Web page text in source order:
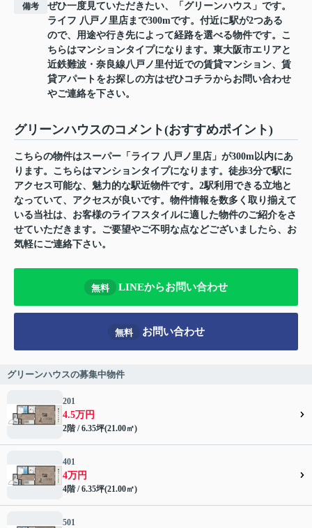
備考
ぜひ一度見ていただきたい、「グリーンハウス」です。
ライフ 八戸ノ里店まで300mです。付近に駅が2つある
ので、用途や行き先によって経路を選べる物件です。こ
ちらはマンションタイプになります。東大阪市エリアと
近鉄難波・奈良線八戸ノ里付近での賃貸マンション、賃
貸アパートをお探しの方はぜひコチラからお問い合わせ
やご連絡を下さい。
グリーンハウスのコメント(おすすめポイント)
こちらの物件はスーパー「ライフ 八戸ノ里店」が300m以内にあ
ります。こちらはマンションタイプになります。徒歩3分で駅に
アクセス可能な、魅力的な駅近物件です。2駅利用できる立地と
なっていて、アクセスが良いです。物件情報を数多く取り揃えて
いる当社は、お客様のライフスタイルに適した物件のご紹介をさ
せていただきます。ご要望やご不明な点などございましたら、お
気軽にご連絡下さい。
無料 LINEからお問い合わせ
無料 お問い合わせ
グリーンハウスの募集中物件
201
4.5万円
2階 / 6.35坪(21.00㎡)
401
4万円
4階 / 6.35坪(21.00㎡)
501